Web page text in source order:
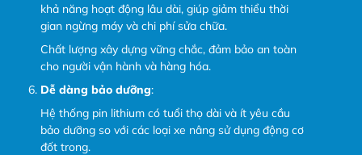
khả năng hoạt động lâu dài, giúp giảm thiểu thời
gian ngừng máy và chi phí sửa chữa.
Chất lượng xây dựng vững chắc, đảm bảo an toàn
cho người vận hành và hàng hóa.
Dễ dàng bảo dưỡng:
Hệ thống pin lithium có tuổi thọ dài và ít yêu cầu
bảo dưỡng so với các loại xe nâng sử dụng động cơ
đốt trong.